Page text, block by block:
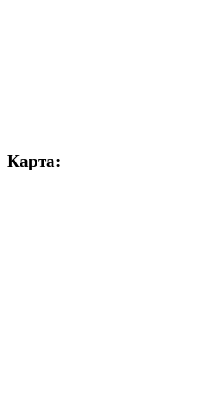
Карта: